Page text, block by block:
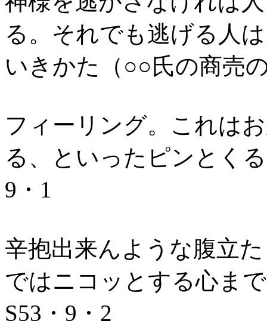
る。それでも逃げる人
いきかた（○○氏の商売
フィーリング。これは
る、といったピンとく
9・1
辛抱出来んような腹立
ではニコッとする心ま
S53・9・2